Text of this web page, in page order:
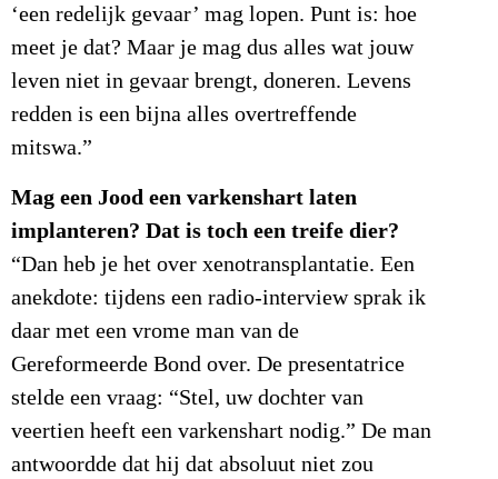
‘een redelijk gevaar’ mag lopen. Punt is: hoe
meet je dat? Maar je mag dus alles wat jouw
leven niet in gevaar brengt, doneren. Levens
redden is een bijna alles overtreffende
mitswa.”
Mag een Jood een varkenshart laten
implanteren? Dat is toch een treife dier?
“Dan heb je het over xenotransplantatie. Een
anekdote: tijdens een radio-interview sprak ik
daar met een vrome man van de
Gereformeerde Bond over. De presentatrice
stelde een vraag: “Stel, uw dochter van
veertien heeft een varkenshart nodig.” De man
antwoordde dat hij dat absoluut niet zou